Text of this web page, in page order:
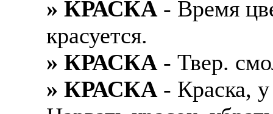
Также смотрите
отправке в другие
А также
рабочий,
стикеровщик.
В таких банках, как
Промсвязьбанк,
А также в компаниях:
СДЭК, ПЭК и т.д.
» КРАСКА - Время
красуется.
» КРАСКА - Твер.
» КРАСКА - Краска,